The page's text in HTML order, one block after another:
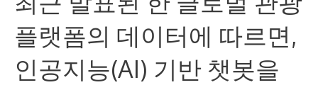
플랫폼의 데이터에 따르면,
인공지능(AI) 기반 챗봇을